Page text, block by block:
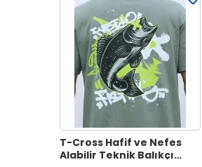
T-Cross Hafif ve Nefes
Alabilir Teknik Balıkçı